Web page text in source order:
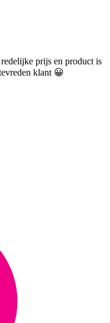
prijs en product is
klant 😀